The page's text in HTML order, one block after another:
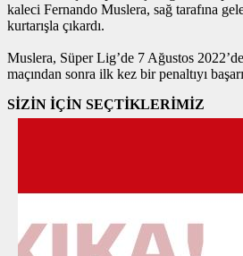
kaleci Fernando Muslera, sağ tarafına
kurtarışla çıkardı.
Muslera, Süper Lig’de 7 Ağustos
maçından sonra ilk kez bir penaltıyı
SİZİN İÇİN SEÇTİKLERİMİZ